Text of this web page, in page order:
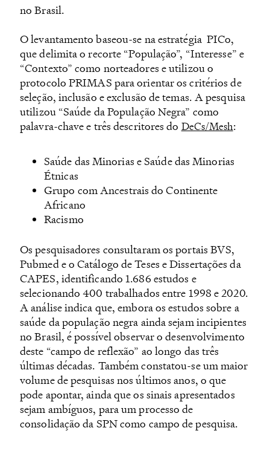
no Brasil.
O levantamento baseou-se na estratégia PICo,
que delimita o recorte “População”, “Interesse” e
“Contexto” como norteadores e utilizou o
protocolo PRIMAS para orientar os critérios de
seleção, inclusão e exclusão de temas. A pesquisa
utilizou “Saúde da População Negra” como
palavra-chave e três descritores do DeCs/Mesh:
Saúde das Minorias e Saúde das Minorias
Étnicas
Grupo com Ancestrais do Continente
Africano
Racismo
Os pesquisadores consultaram os portais BVS,
Pubmed e o Catálogo de Teses e Dissertações da
CAPES, identificando 1.686 estudos e
selecionando 400 trabalhados entre 1998 e 2020.
A análise indica que, embora os estudos sobre a
saúde da população negra ainda sejam incipientes
no Brasil, é possível observar o desenvolvimento
deste “campo de reflexão” ao longo das três
últimas décadas. Também constatou-se um maior
volume de pesquisas nos últimos anos, o que
pode apontar, ainda que os sinais apresentados
sejam ambíguos, para um processo de
consolidação da SPN como campo de pesquisa.